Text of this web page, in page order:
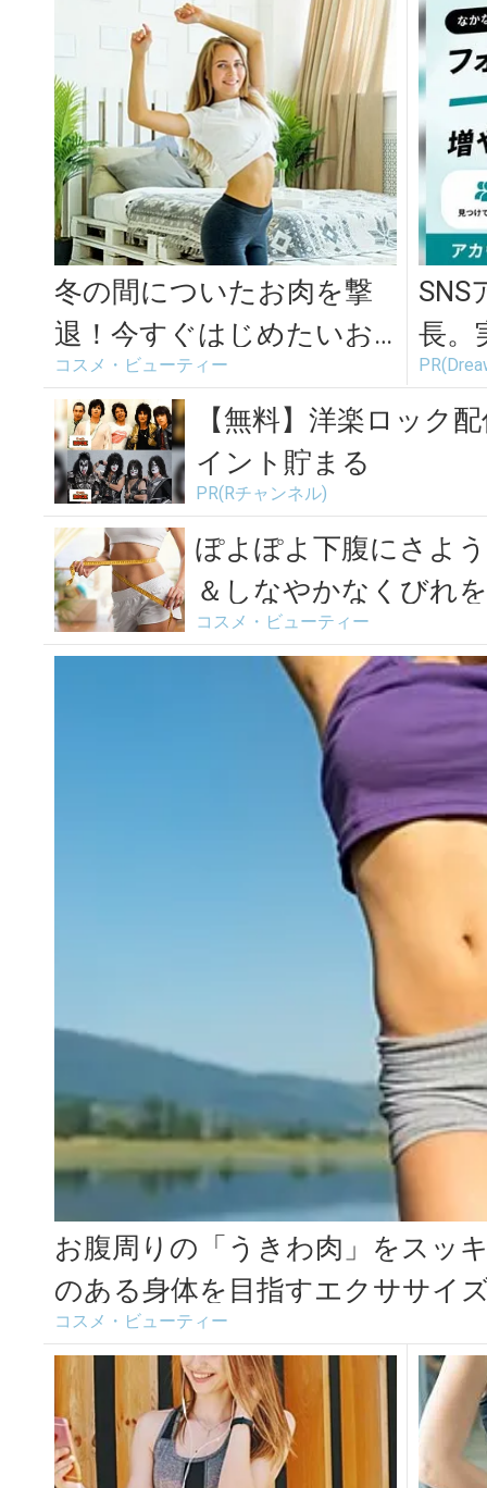
冬の間についたお肉を撃
退！今すぐはじめたいお
腹引き締めエクササイズ
＜2選＞
コスメ・ビューティー
SNS
長。
てま
【無料】洋楽ロック
イント貯まる
PR(Rチャンネル)
ぽよぽよ下腹にさよ
＆しなやかなくびれ
＜2...
コスメ・ビューティー
お腹周りの「うきわ肉」をスッ
のある身体を目指すエクササイ
コスメ・ビューティー